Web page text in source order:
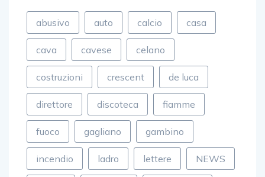
abusivo auto calcio casa
cava cavese celano
costruzioni crescent de luca
direttore discoteca fiamme
fuoco gagliano gambino
incendio ladro lettere NEWS